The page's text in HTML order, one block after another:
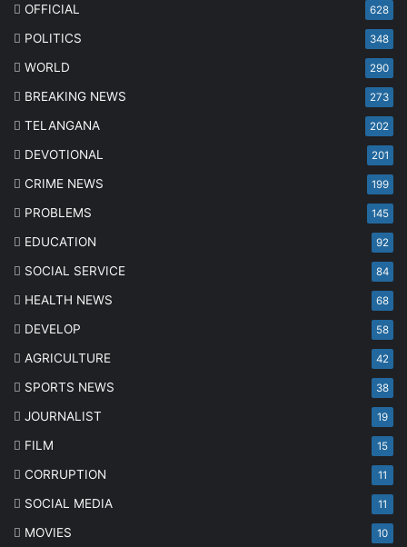
OFFICIAL 628
POLITICS 348
WORLD 290
BREAKING NEWS 273
TELANGANA 202
DEVOTIONAL 201
CRIME NEWS 199
PROBLEMS 145
EDUCATION 92
SOCIAL SERVICE 84
HEALTH NEWS 68
DEVELOP 58
AGRICULTURE 42
SPORTS NEWS 38
JOURNALIST 19
FILM 15
CORRUPTION 11
SOCIAL MEDIA 11
MOVIES 10